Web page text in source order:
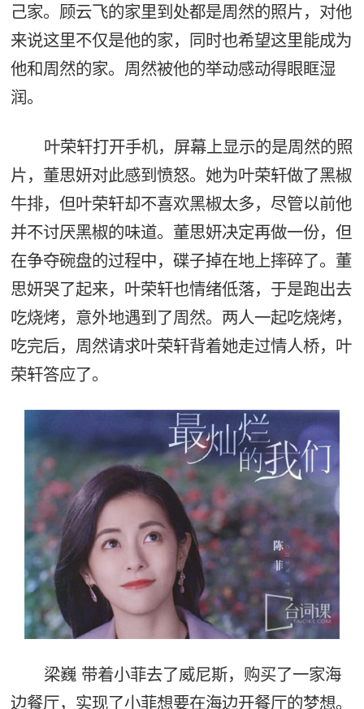
己家。顾云飞的家里到处都是周然的照片，对他
来说这里不仅是他的家，同时也希望这里能成为
他和周然的家。周然被他的举动感动得眼眶湿
润。
叶荣轩打开手机，屏幕上显示的是周然的照
片，董思妍对此感到愤怒。她为叶荣轩做了黑椒
牛排，但叶荣轩却不喜欢黑椒太多，尽管以前他
并不讨厌黑椒的味道。董思妍决定再做一份，但
在争夺碗盘的过程中，碟子掉在地上摔碎了。董
思妍哭了起来，叶荣轩也情绪低落，于是跑出去
吃烧烤，意外地遇到了周然。两人一起吃烧烤，
吃完后，周然请求叶荣轩背着她走过情人桥，叶
荣轩答应了。
梁巍 带着小菲去了威尼斯，购买了一家海
边餐厅，实现了小菲想要在海边开餐厅的梦想。